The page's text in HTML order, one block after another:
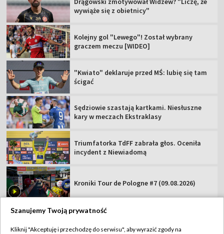
wywiąże się z obietnicy"
Kolejny gol "Lewego"! Został wybrany
graczem meczu [WIDEO]
"Kwiato" deklaruje przed MŚ: lubię się tam
ścigać
Sędziowie szastają kartkami. Niesłuszne
kary w meczach Ekstraklasy
Triumfatorka TdFF zabrała głos. Oceniła
incydent z Niewiadomą
Kroniki Tour de Pologne #7 (09.08.2026)
Szanujemy Twoją prywatność
Kliknij "Akceptuję i przechodzę do serwisu", aby wyrazić zgody na